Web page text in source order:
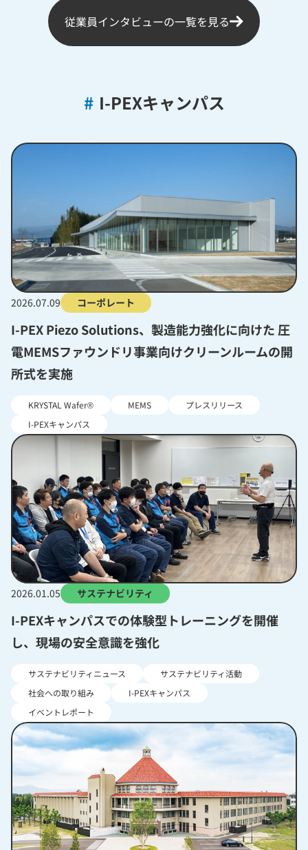
従業員インタビューの一覧を見る
# I-PEXキャンパス
2026.07.09 コーポレート
I-PEX Piezo Solutions、製造能力強化に向けた 圧
電MEMSファウンドリ事業向けクリーンルームの開
所式を実施
KRYSTAL Wafer® MEMS
プレスリリース
I-PEXキャンパス
2026.01.05 サステナビリティ
I-PEXキャンパスでの体験型トレーニングを開催
し、現場の安全意識を強化
サステナビリティニュース
サステナビリティ活動
社会への取り組み
I-PEXキャンパス
イベントレポート